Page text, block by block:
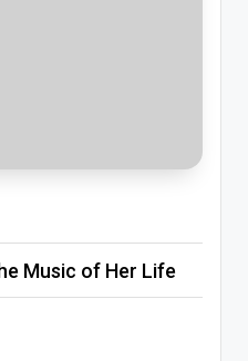
Music of Her Life